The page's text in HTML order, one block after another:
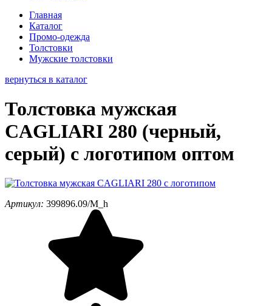
Главная
Каталог
Промо-одежда
Толстовки
Мужские толстовки
вернуться в каталог
Толстовка мужская
CAGLIARI 280 (черный,
серый) с логотипом оптом
Артикул: 399896.09/M_h